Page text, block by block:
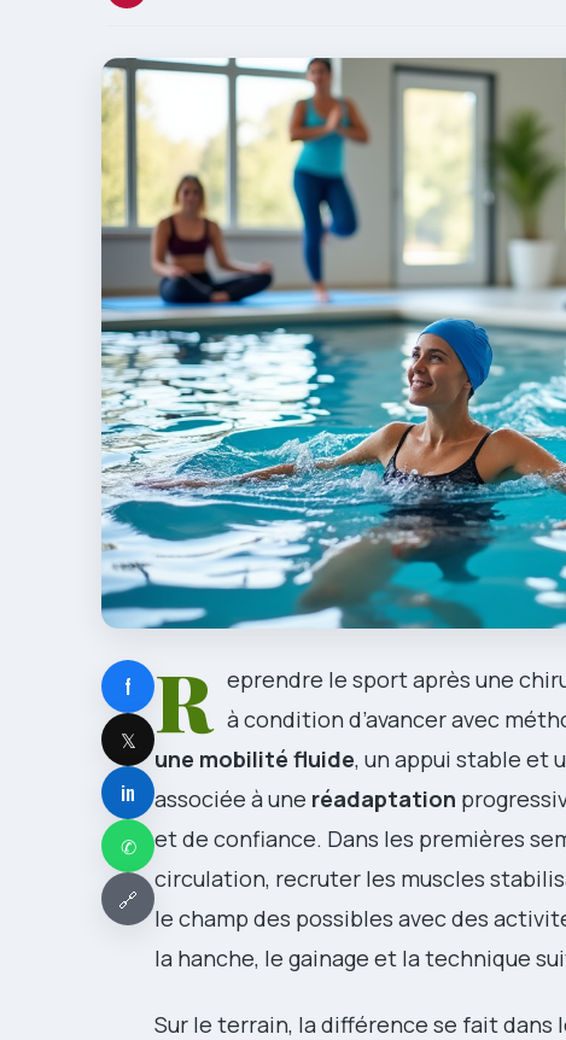
f
𝕏
in
✆
🔗
R eprendre le sport après une
à condition d’avancer avec
une mobilité fluide, un appui stable et
associée à une réadaptation
et de confiance. Dans les premières
circulation, recruter les muscles
le champ des possibles avec des
la hanche, le gainage et la technique
Sur le terrain, la différence se fait dans